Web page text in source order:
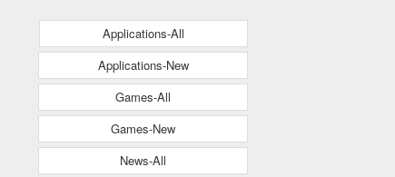
Applications-All
Applications-New
Games-All
Games-New
News-All